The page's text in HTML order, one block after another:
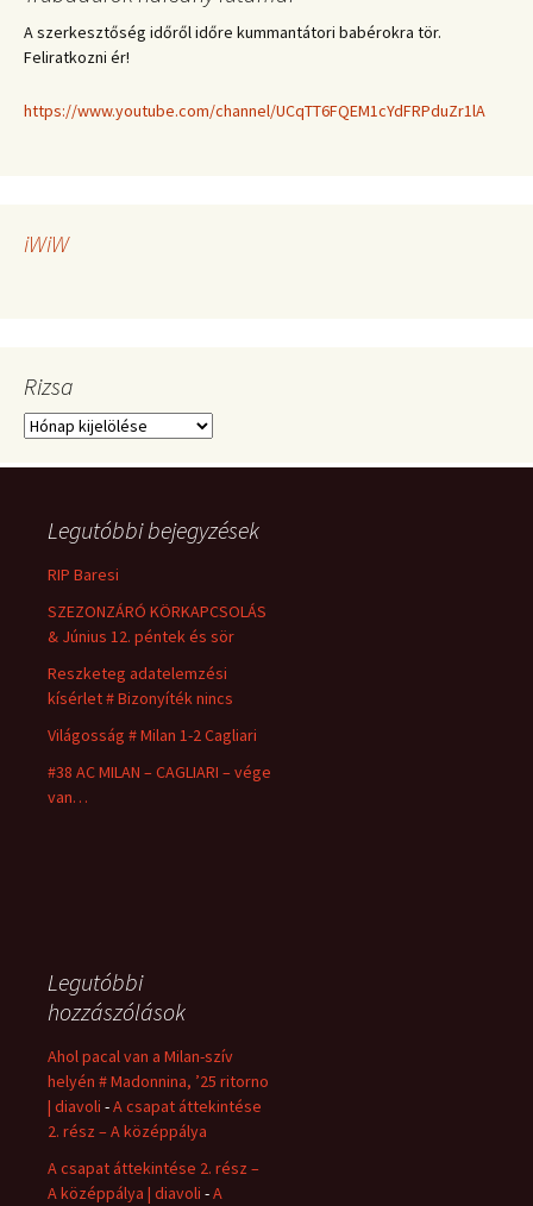
A szerkesztőség időről időre kummantátori babérokra tör.
Feliratkozni ér!
https://www.youtube.com/channel/UCqTT6FQEM1cYdFRPduZr1lA
iWiW
Rizsa
Rizsa
Legutóbbi bejegyzések
RIP Baresi
SZEZONZÁRÓ KÖRKAPCSOLÁS
& Június 12. péntek és sör
Reszketeg adatelemzési
kísérlet # Bizonyíték nincs
Világosság # Milan 1-2 Cagliari
#38 AC MILAN – CAGLIARI – vége
van…
Legutóbbi
hozzászólások
Ahol pacal van a Milan-szív
helyén # Madonnina, ’25 ritorno
| diavoli -A csapat áttekintése
2. rész – A középpálya
A csapat áttekintése 2. rész –
A középpálya | diavoli -A